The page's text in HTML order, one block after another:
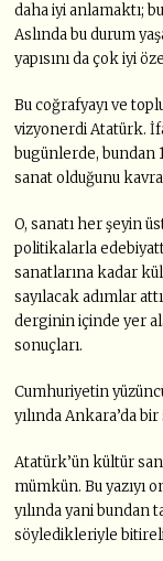
daha iyi anlamaktı;
Aslında bu durum
yapısını da çok iyi
Bu coğrafyayı ve
vizyonerdi Atatürk.
bugünlerde, bundan
sanat olduğunu
O, sanatı her şeyin
politikalarla
sanatlarına kadar
sayılacak adımlar
derginin içinde yer
sonuçları.
Cumhuriyetin
yılında Ankara’da
Atatürk’ün kültür
mümkün. Bu yazıyı
yılında yani bundan
söyledikleriyle